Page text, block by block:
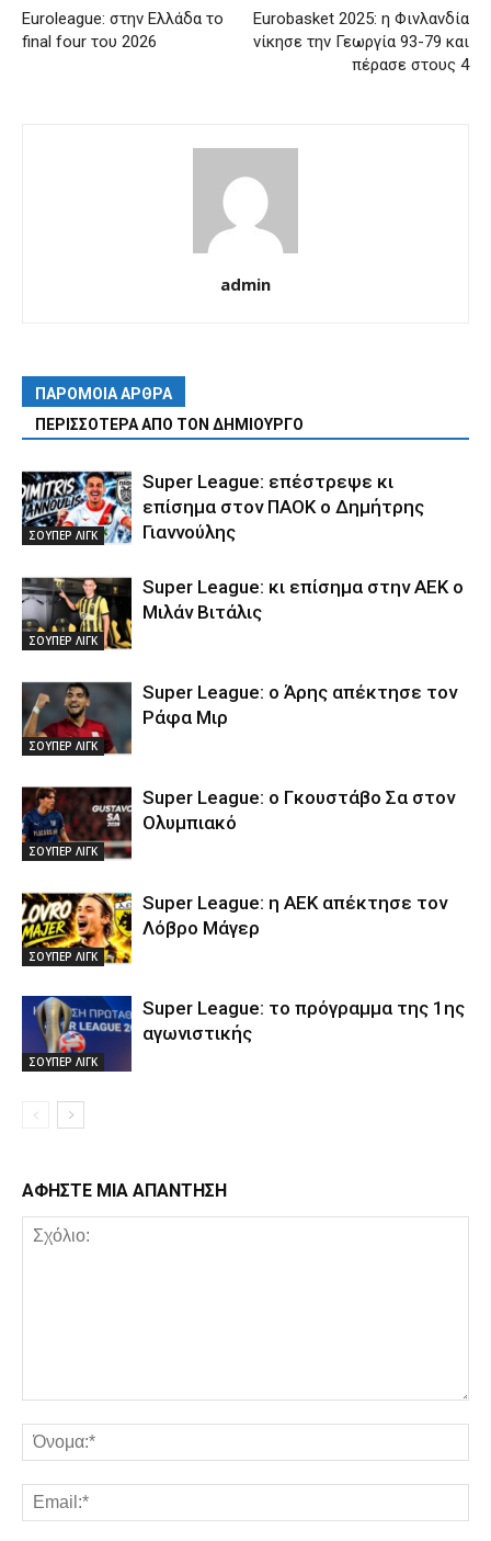
Euroleague: στην Ελλάδα το
final four του 2026
Eurobasket 2025: η Φινλανδία
νίκησε την Γεωργία 93-79 και
πέρασε στους 4
admin
ΠΑΡΟΜΟΙΑ ΑΡΘΡΑ
ΠΕΡΙΣΣΟΤΕΡΑ ΑΠΟ ΤΟΝ ΔΗΜΙΟΥΡΓΟ
ΣΟΥΠΕΡ ΛΙΓΚ
Super League: επέστρεψε κι
επίσημα στον ΠΑΟΚ ο Δημήτρης
Γιαννούλης
ΣΟΥΠΕΡ ΛΙΓΚ
Super League: κι επίσημα στην ΑΕΚ ο
Μιλάν Βιτάλις
ΣΟΥΠΕΡ ΛΙΓΚ
Super League: ο Άρης απέκτησε τον
Ράφα Μιρ
ΣΟΥΠΕΡ ΛΙΓΚ
Super League: ο Γκουστάβο Σα στον
Ολυμπιακό
ΣΟΥΠΕΡ ΛΙΓΚ
Super League: η ΑΕΚ απέκτησε τον
Λόβρο Μάγερ
ΣΟΥΠΕΡ ΛΙΓΚ
Super League: το πρόγραμμα της 1ης
αγωνιστικής
ΑΦΗΣΤΕ ΜΙΑ ΑΠΑΝΤΗΣΗ